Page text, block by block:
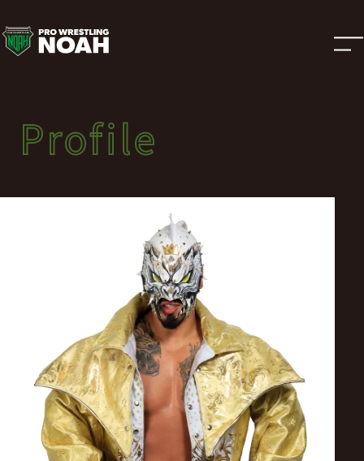
選
手
紹
介
|
Profile
選手紹介
Profile